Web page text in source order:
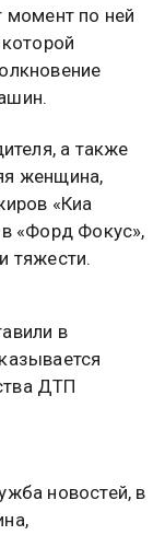
момент по ней
а также
женщина,
«Киа
«Форд Фокус»,
тяжести.
в
ДТП
новостей, в